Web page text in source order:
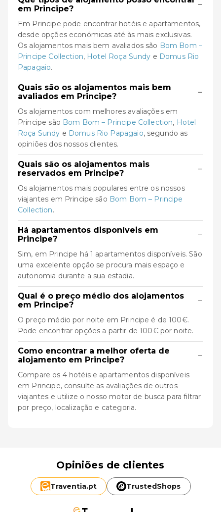
em Principe?
−
Em Principe pode encontrar hotéis e apartamentos,
desde opções económicas até às mais exclusivas.
Os alojamentos mais bem avaliados são Bom Bom –
Principe Collection, Hotel Roça Sundy e Domus Rio
Papagaio.
Quais são os alojamentos mais bem
avaliados em Principe?
−
Os alojamentos com melhores avaliações em
Principe são Bom Bom – Principe Collection, Hotel
Roça Sundy e Domus Rio Papagaio, segundo as
opiniões dos nossos clientes.
Quais são os alojamentos mais
reservados em Principe?
−
Os alojamentos mais populares entre os nossos
viajantes em Principe são Bom Bom – Principe
Collection.
Há apartamentos disponíveis em
Principe?
−
Sim, em Principe há 1 apartamentos disponíveis. São
uma excelente opção se procura mais espaço e
autonomia durante a sua estadia.
Qual é o preço médio dos alojamentos
em Principe?
−
O preço médio por noite em Principe é de 100€.
Pode encontrar opções a partir de 100€ por noite.
Como encontrar a melhor oferta de
alojamento em Principe?
−
Compare os 4 hotéis e apartamentos disponíveis
em Principe, consulte as avaliações de outros
viajantes e utilize o nosso motor de busca para filtrar
por preço, localização e categoria.
Opiniões de clientes
Traventia.pt TrustedShops